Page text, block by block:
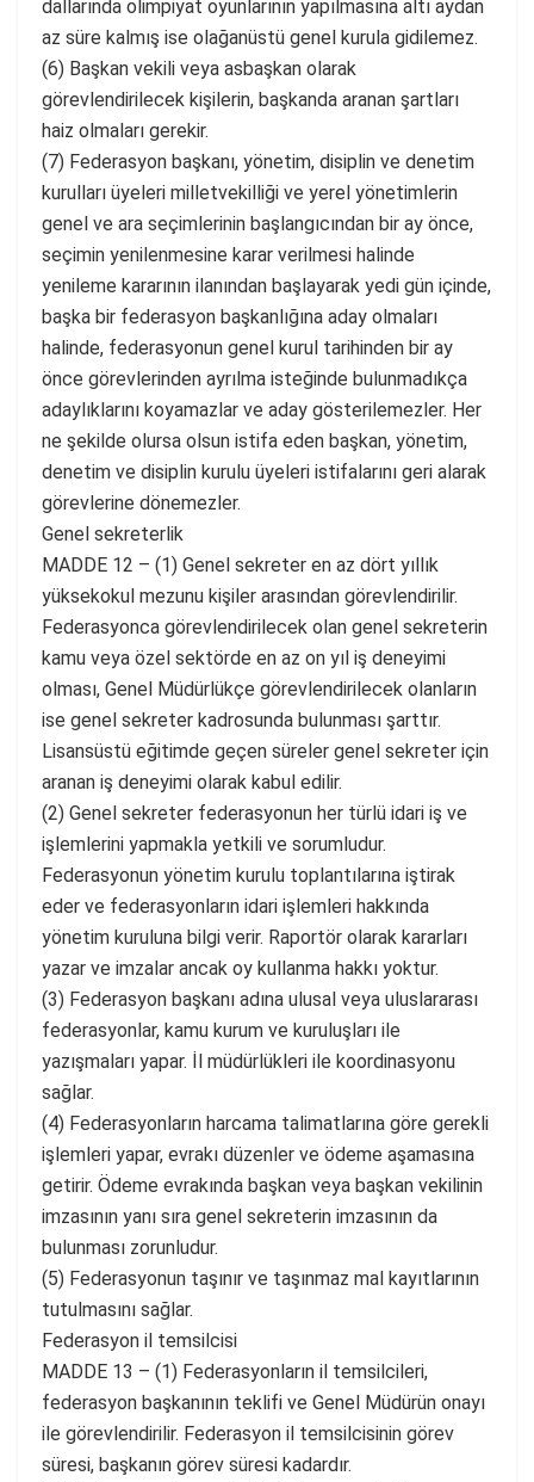
dallarında olimpiyat oyunlarının yapılmasına altı aydan
az süre kalmış ise olağanüstü genel kurula gidilemez.
(6) Başkan vekili veya asbaşkan olarak
görevlendirilecek kişilerin, başkanda aranan şartları
haiz olmaları gerekir.
(7) Federasyon başkanı, yönetim, disiplin ve denetim
kurulları üyeleri milletvekilliği ve yerel yönetimlerin
genel ve ara seçimlerinin başlangıcından bir ay önce,
seçimin yenilenmesine karar verilmesi halinde
yenileme kararının ilanından başlayarak yedi gün içinde,
başka bir federasyon başkanlığına aday olmaları
halinde, federasyonun genel kurul tarihinden bir ay
önce görevlerinden ayrılma isteğinde bulunmadıkça
adaylıklarını koyamazlar ve aday gösterilemezler. Her
ne şekilde olursa olsun istifa eden başkan, yönetim,
denetim ve disiplin kurulu üyeleri istifalarını geri alarak
görevlerine dönemezler.
Genel sekreterlik
MADDE 12 – (1) Genel sekreter en az dört yıllık
yüksekokul mezunu kişiler arasından görevlendirilir.
Federasyonca görevlendirilecek olan genel sekreterin
kamu veya özel sektörde en az on yıl iş deneyimi
olması, Genel Müdürlükçe görevlendirilecek olanların
ise genel sekreter kadrosunda bulunması şarttır.
Lisansüstü eğitimde geçen süreler genel sekreter için
aranan iş deneyimi olarak kabul edilir.
(2) Genel sekreter federasyonun her türlü idari iş ve
işlemlerini yapmakla yetkili ve sorumludur.
Federasyonun yönetim kurulu toplantılarına iştirak
eder ve federasyonların idari işlemleri hakkında
yönetim kuruluna bilgi verir. Raportör olarak kararları
yazar ve imzalar ancak oy kullanma hakkı yoktur.
(3) Federasyon başkanı adına ulusal veya uluslararası
federasyonlar, kamu kurum ve kuruluşları ile
yazışmaları yapar. İl müdürlükleri ile koordinasyonu
sağlar.
(4) Federasyonların harcama talimatlarına göre gerekli
işlemleri yapar, evrakı düzenler ve ödeme aşamasına
getirir. Ödeme evrakında başkan veya başkan vekilinin
imzasının yanı sıra genel sekreterin imzasının da
bulunması zorunludur.
(5) Federasyonun taşınır ve taşınmaz mal kayıtlarının
tutulmasını sağlar.
Federasyon il temsilcisi
MADDE 13 – (1) Federasyonların il temsilcileri,
federasyon başkanının teklifi ve Genel Müdürün onayı
ile görevlendirilir. Federasyon il temsilcisinin görev
süresi, başkanın görev süresi kadardır.